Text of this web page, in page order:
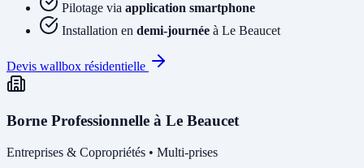
Pilotage via application smartphone
Installation en demi-journée à Le Beaucet
Devis wallbox résidentielle
Borne Professionnelle à Le Beaucet
Entreprises & Copropriétés • Multi-prises